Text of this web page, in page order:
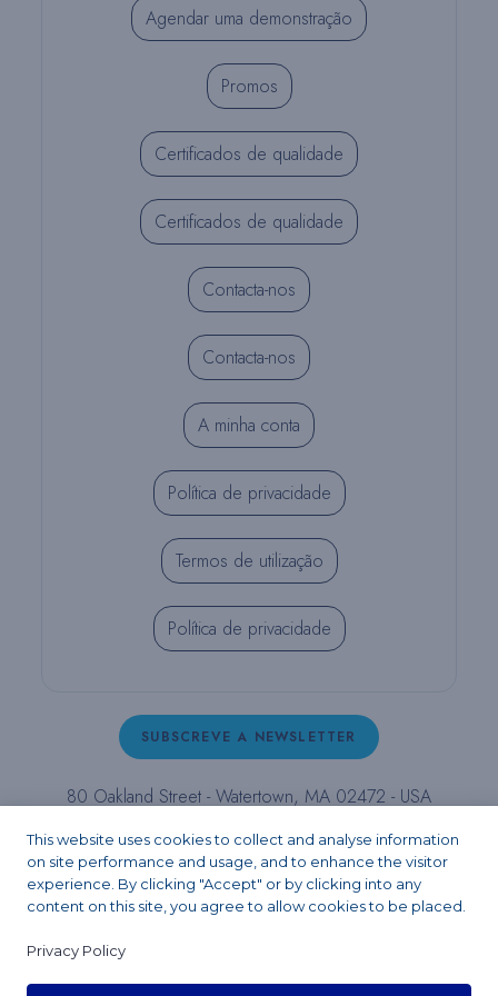
Agendar uma demonstração
Promos
Certificados de qualidade
Certificados de qualidade
Contacta-nos
Contacta-nos
A minha conta
Política de privacidade
Termos de utilização
Política de privacidade
SUBSCREVE A NEWSLETTER
80 Oakland Street - Watertown, MA 02472 - USA
T (800) 343-4342 - T (617) 926-6666 - F (617) 926-
6262 -contact@pulpdent.com
FacebookInstagramLinkedIn
X YouTube
This website uses cookies to collect and analyse information
on site performance and usage, and to enhance the visitor
experience. By clicking "Accept" or by clicking into any
content on this site, you agree to allow cookies to be placed.
Privacy Policy